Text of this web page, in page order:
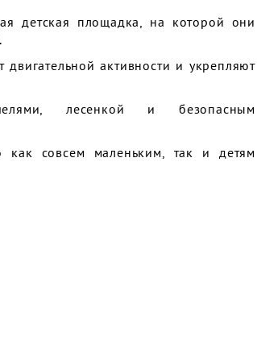
детская площадка, на которой они
активности и укрепляют
лесенкой и безопасным
как совсем маленьким, так и детям